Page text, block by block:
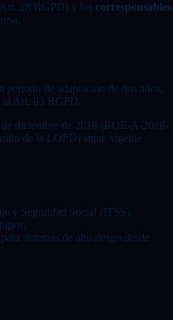
Art. 28 RGPD) y los corresponsables
de adaptación de dos años,
al Art. 83 RGPD.
diciembre de 2018 (BOE-A-2018-
de la LOPD) sigue vigente
y Seguridad Social (ITSS).
sistemas de alto riesgo desde